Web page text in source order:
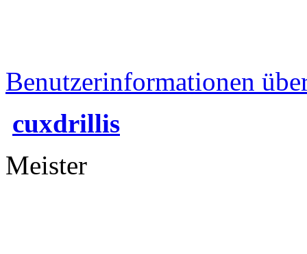
Benutzerinformationen
cuxdrillis
Meister